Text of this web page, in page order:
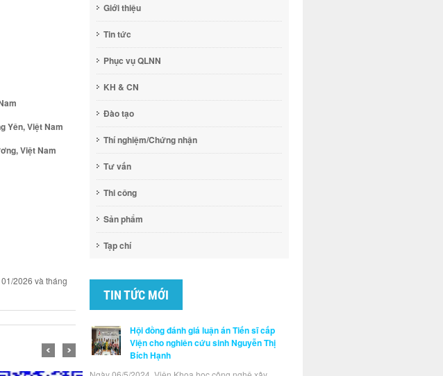
Yên, Việt Nam
Việt Nam
2026 và tháng
Giới thiệu
Tin tức
Phục vụ QLNN
KH & CN
Đào tạo
Thí nghiệm/Chứng nhận
Tư vấn
Thi công
Sản phẩm
Tạp chí
TIN TỨC MỚI
Hội đồng đánh giá luận án Tiến sĩ cấp
Viện cho nghiên cứu sinh Nguyễn Thị
Bích Hạnh